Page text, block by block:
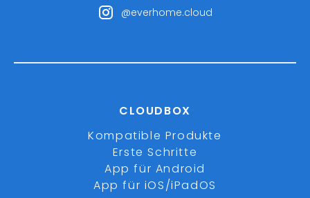
@everhome.cloud
CLOUDBOX
Kompatible Produkte
Erste Schritte
App für Android
App für iOS/iPadOS